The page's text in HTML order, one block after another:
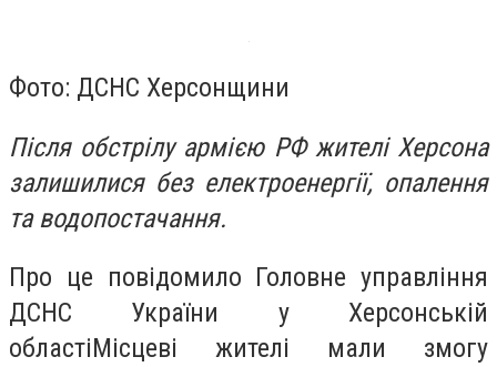
Фото: ДСНС Херсонщини
Після обстрілу армією РФ жителі Херсона
залишилися без електроенергії, опалення
та водопостачання.
Про це повідомило Головне управління
ДСНС України у Херсонській
областіМісцеві жителі мали змогу